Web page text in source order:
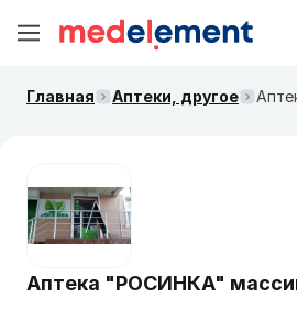
Главная Аптеки, другое
Аптека "РОСИНКА"